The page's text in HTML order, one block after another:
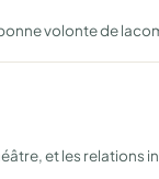
volonte de
et les relations